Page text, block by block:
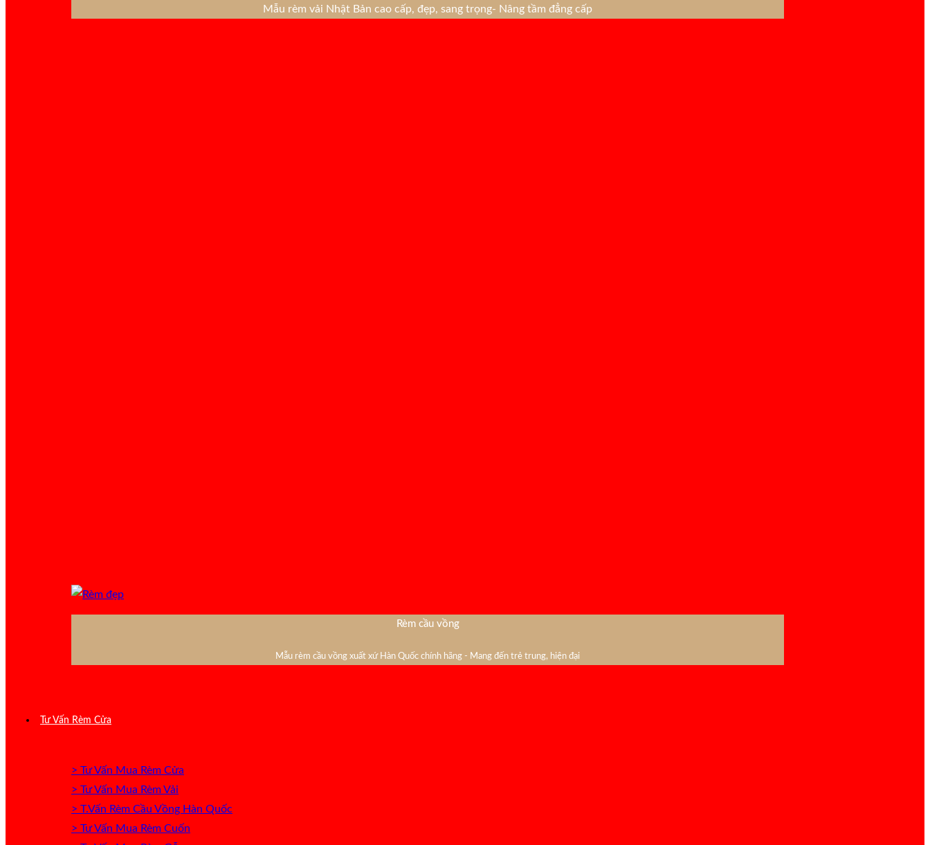
Mẫu rèm vải Nhật Bản cao cấp, đẹp, sang trọng- Nâng tầm đẳng cấp
Rèm cầu vồng
Mẫu rèm cầu vồng xuất xứ Hàn Quốc chính hãng - Mang đến trẻ trung, hiện đại
Tư Vấn Rèm Cửa
> Tư Vấn Mua Rèm Cửa
> Tư Vấn Mua Rèm Vải
> T.Vấn Rèm Cầu Vồng Hàn Quốc
> Tư Vấn Mua Rèm Cuốn